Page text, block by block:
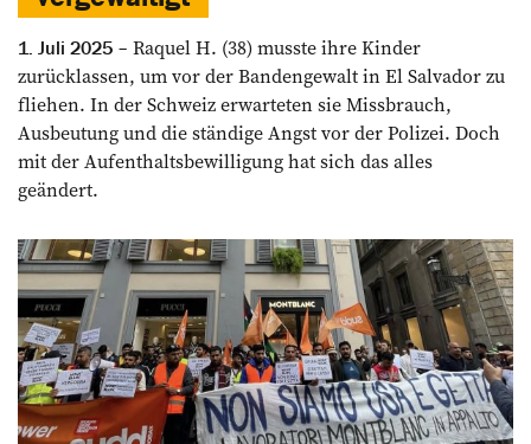
1. Juli 2025
Raquel H. (38) musste ihre Kinder
zurücklassen, um vor der Bandengewalt in El Salvador zu
fliehen. In der Schweiz erwarteten sie Missbrauch,
Ausbeutung und die ständige Angst vor der Polizei. Doch
mit der Aufenthaltsbewilligung hat sich das alles
geändert.